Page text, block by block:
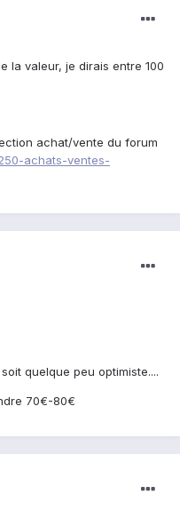
la valeur, je dirais entre 100
achat/vente du forum
achats-ventes-
quelque peu optimiste....
70€-80€